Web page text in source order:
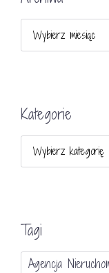
Kategorie
Kategorie
Tagi
Agencja